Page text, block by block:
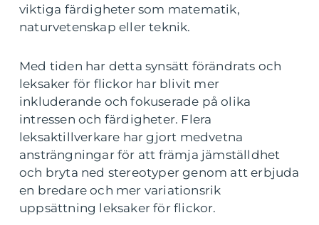
viktiga färdigheter som matematik,
naturvetenskap eller teknik.
Med tiden har detta synsätt förändrats och
leksaker för flickor har blivit mer
inkluderande och fokuserade på olika
intressen och färdigheter. Flera
leksaktillverkare har gjort medvetna
ansträngningar för att främja jämställdhet
och bryta ned stereotyper genom att erbjuda
en bredare och mer variationsrik
uppsättning leksaker för flickor.